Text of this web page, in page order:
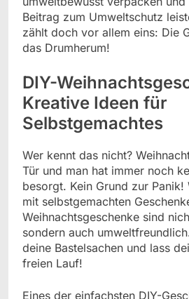
Beitrag zum Umweltschutz
zählt doch vor allem eins: Die
das Drumherum!
DIY-
Kreative Ideen für
Selbstgemachtes
Wer kennt das nicht?
Tür und man hat immer noch
besorgt. Kein Grund zur Panik!
mit selbstgemachten
Weihnachtsgeschenke sind
sondern auch
deine Bastelsachen und lass
freien Lauf!
Eines der einfachsten DIY-